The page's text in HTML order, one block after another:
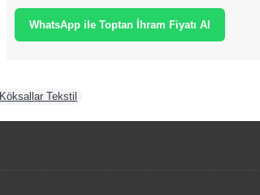
WhatsApp ile Toptan İhram Fiyatı Al
Köksallar Tekstil